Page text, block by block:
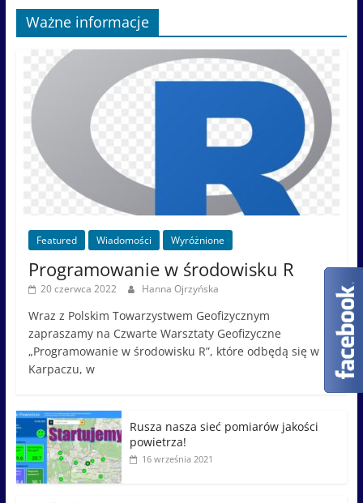
Ważne informacje
Featured Wiadomości Wyróżnione
Programowanie w środowisku R
20 czerwca 2022 Hanna Ojrzyńska
Wraz z Polskim Towarzystwem Geofizycznym
zapraszamy na Czwarte Warsztaty Geofizyczne
„Programowanie w środowisku R”, które odbędą się w
Karpaczu, w
Rusza nasza sieć pomiarów jakości
powietrza!
16 września 2021